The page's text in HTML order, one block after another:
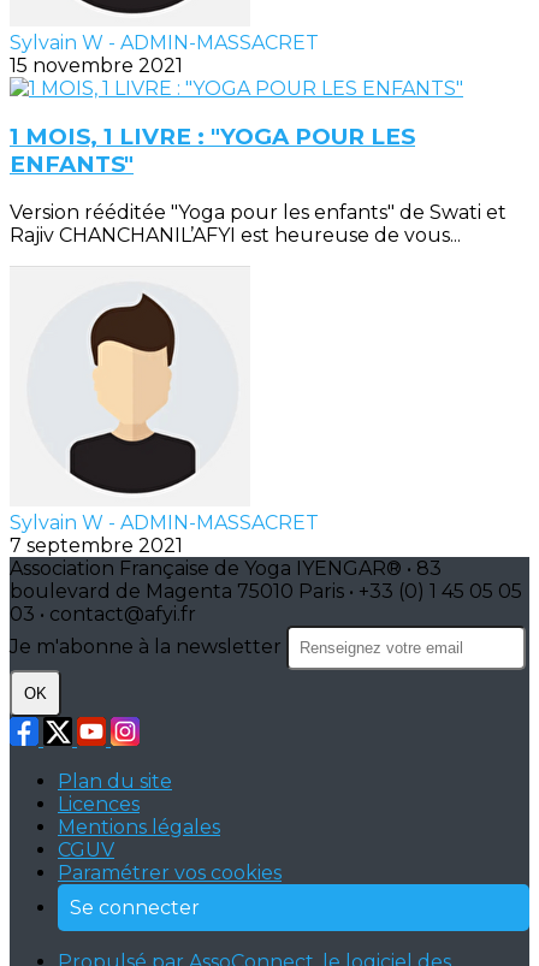
Sylvain W - ADMIN-MASSACRET
15 novembre 2021
1 MOIS, 1 LIVRE : "YOGA POUR LES
ENFANTS"
Version rééditée "Yoga pour les enfants" de Swati et
Rajiv CHANCHANIL’AFYI est heureuse de vous...
Sylvain W - ADMIN-MASSACRET
7 septembre 2021
Association Française de Yoga IYENGAR® • 83
boulevard de Magenta 75010 Paris • +33 (0) 1 45 05 05
03 • contact@afyi.fr
Je m'abonne à la newsletter
OK
Plan du site
Licences
Mentions légales
CGUV
Paramétrer vos cookies
Se connecter
Propulsé par AssoConnect, le logiciel des